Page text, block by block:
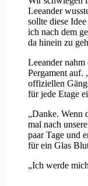
Leeander
sollte diese
ich nach dem
da hinein zu
Leeander
Pergament auf.
offiziellen
für jede Etage
„Danke. Wenn
mal nach
paar Tage und
für ein Glas
„Ich werde